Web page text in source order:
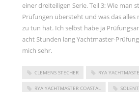
einer dreiteiligen Serie. Teil 3: Wie man
Prüfungen übersteht und was das
zu tun hat. Ich selbst habe ja
acht Stunden lang Yachtmaster-
mich sehr.
CLEMENS STECHER RYA
RYA YACHTMASTER COASTAL SOLENT